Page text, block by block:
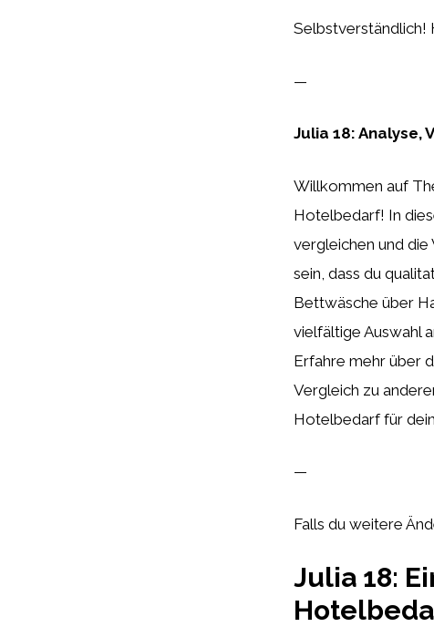
Selbstverständlich!
—
Julia 18: Analyse,
Willkommen auf
Hotelbedarf! In
vergleichen und
sein, dass du
Bettwäsche über
vielfältige Auswahl
Erfahre mehr über
Vergleich zu
Hotelbedarf für
—
Falls du weitere
Julia 18: